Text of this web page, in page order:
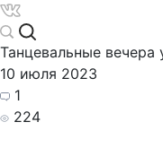
Танцевальные
10 июля 2023
1
224